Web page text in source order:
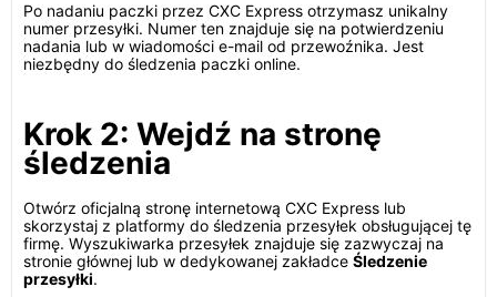
Po nadaniu paczki przez CXC Express otrzymasz unikalny
numer przesyłki. Numer ten znajduje się na potwierdzeniu
nadania lub w wiadomości e-mail od przewoźnika. Jest
niezbędny do śledzenia paczki online.
Krok 2: Wejdź na stronę
śledzenia
Otwórz oficjalną stronę internetową CXC Express lub
skorzystaj z platformy do śledzenia przesyłek obsługującej tę
firmę. Wyszukiwarka przesyłek znajduje się zazwyczaj na
stronie głównej lub w dedykowanej zakładce Śledzenie
przesyłki.